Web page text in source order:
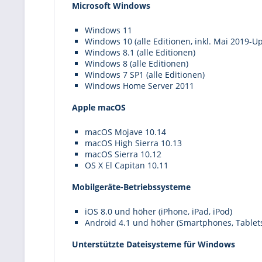
Microsoft Windows
Windows 11
Windows 10 (alle Editionen, inkl. Mai 2019-
Windows 8.1 (alle Editionen)
Windows 8 (alle Editionen)
Windows 7 SP1 (alle Editionen)
Windows Home Server 2011
Apple macOS
macOS Mojave 10.14
macOS High Sierra 10.13
macOS Sierra 10.12
OS X El Capitan 10.11
Mobilgeräte-Betriebssysteme
iOS 8.0 und höher (iPhone, iPad, iPod)
Android 4.1 und höher (Smartphones,
Unterstützte Dateisysteme für Windows